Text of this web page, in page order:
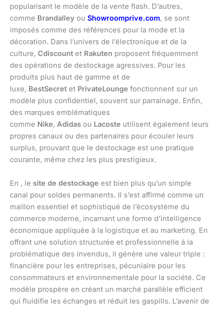
popularisant le modèle de la vente flash. D’autres,
comme Brandalley ou Showroomprive.com, se sont
imposés comme des références pour la mode et la
décoration. Dans l’univers de l’électronique et de la
culture, Cdiscount et Rakuten proposent fréquemment
des opérations de destockage agressives. Pour les
produits plus haut de gamme et de
luxe, BestSecret et PrivateLounge fonctionnent sur un
modèle plus confidentiel, souvent sur parrainage. Enfin,
des marques emblématiques
comme Nike, Adidas ou Lacoste utilisent également leurs
propres canaux ou des partenaires pour écouler leurs
surplus, prouvant que le destockage est une pratique
courante, même chez les plus prestigieux.
En , le site de destockage est bien plus qu’un simple
canal pour soldes permanents. Il s’est affirmé comme un
maillon essentiel et sophistiqué de l’écosystème du
commerce moderne, incarnant une forme d’intelligence
économique appliquée à la logistique et au marketing. En
offrant une solution structurée et professionnelle à la
problématique des invendus, il génère une valeur triple :
financière pour les entreprises, pécuniaire pour les
consommateurs et environnementale pour la société. Ce
modèle prospère en créant un marché parallèle efficient
qui fluidifie les échanges et réduit les gaspills. L’avenir de